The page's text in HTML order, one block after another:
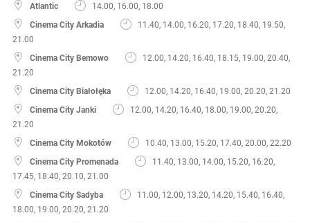
Atlantic
14.00, 16.00, 18.00
Cinema City Arkadia
11.40, 14.00, 16.20, 17.20, 18.40, 19.50,
21.00
Cinema City Bemowo
12.00, 14.20, 16.40, 18.15, 19.00, 20.40,
21.20
Cinema City Białołęka
12.00, 14.20, 16.40, 19.00, 20.20, 21.20
Cinema City Janki
12.00, 14.20, 16.40, 18.00, 19.00, 20.20,
21.20
Cinema City Mokotów
10.40, 13.00, 15.20, 17.40, 20.00, 22.20
Cinema City Promenada
11.40, 13.00, 14.00, 15.20, 16.20,
17.45, 18.40, 20.10, 21.00
Cinema City Sadyba
11.00, 12.00, 13.20, 14.20, 15.40, 16.40,
18.00, 19.00, 20.20, 21.20